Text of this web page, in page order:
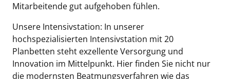
Mitarbeitende gut aufgehoben fühlen.
Unsere Intensivstation: In unserer
hochspezialisierten Intensivstation mit 20
Planbetten steht exzellente Versorgung und
Innovation im Mittelpunkt. Hier finden Sie nicht nur
die modernsten Beatmungsverfahren wie das